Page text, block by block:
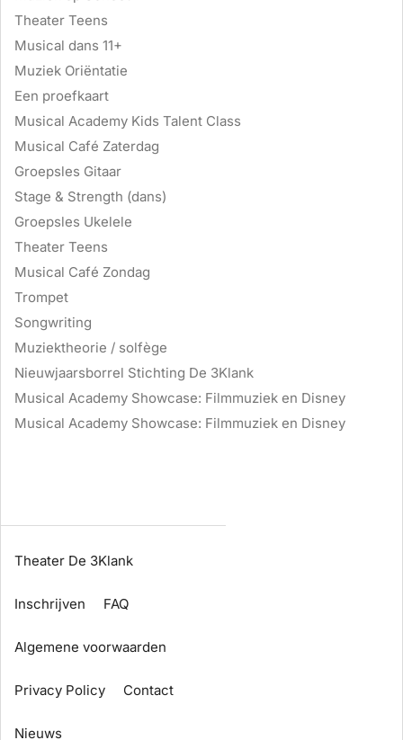
Theater Teens
Musical dans 11+
Muziek Oriëntatie
Een proefkaart
Musical Academy Kids Talent Class
Musical Café Zaterdag
Groepsles Gitaar
Stage & Strength (dans)
Groepsles Ukelele
Theater Teens
Musical Café Zondag
Trompet
Songwriting
Muziektheorie / solfège
Nieuwjaarsborrel Stichting De 3Klank
Musical Academy Showcase: Filmmuziek en Disney
Musical Academy Showcase: Filmmuziek en Disney
Theater De 3Klank
Inschrijven FAQ
Algemene voorwaarden
Privacy Policy Contact
Nieuws